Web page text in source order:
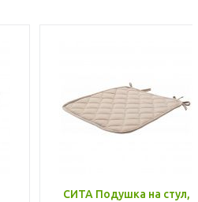
СИТА Подушка на стул,